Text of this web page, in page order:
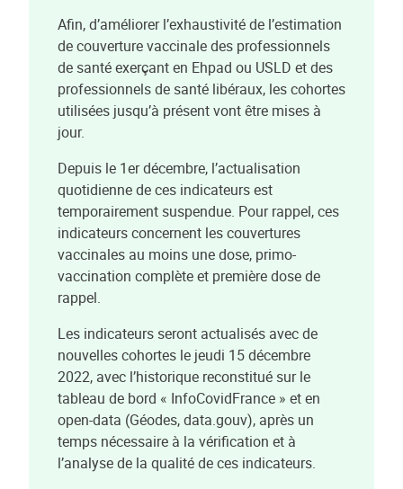
Afin, d’améliorer l’exhaustivité de l’estimation
de couverture vaccinale des professionnels
de santé exerçant en Ehpad ou USLD et des
professionnels de santé libéraux, les cohortes
utilisées jusqu’à présent vont être mises à
jour.
Depuis le 1er décembre, l’actualisation
quotidienne de ces indicateurs est
temporairement suspendue. Pour rappel, ces
indicateurs concernent les couvertures
vaccinales au moins une dose, primo-
vaccination complète et première dose de
rappel.
Les indicateurs seront actualisés avec de
nouvelles cohortes le jeudi 15 décembre
2022, avec l’historique reconstitué sur le
tableau de bord « InfoCovidFrance » et en
open-data (Géodes, data.gouv), après un
temps nécessaire à la vérification et à
l’analyse de la qualité de ces indicateurs.